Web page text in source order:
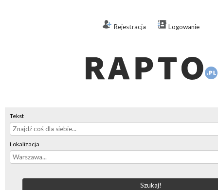
Rejestracja Logowanie
Tekst
Lokalizacja